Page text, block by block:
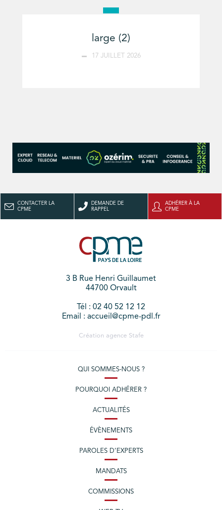
large (2)
17 JUILLET 2026
CONTACTER LA
CPME
DEMANDE DE
RAPPEL
ADHÉRER À LA
CPME
3 B Rue Henri Guillaumet
44700 Orvault
Tél : 02 40 52 12 12
Email : accueil@cpme-pdl.fr
Création agence Stafe
QUI SOMMES-NOUS ?
POURQUOI ADHÉRER ?
ACTUALITÉS
ÉVÈNEMENTS
PAROLES D’EXPERTS
MANDATS
COMMISSIONS